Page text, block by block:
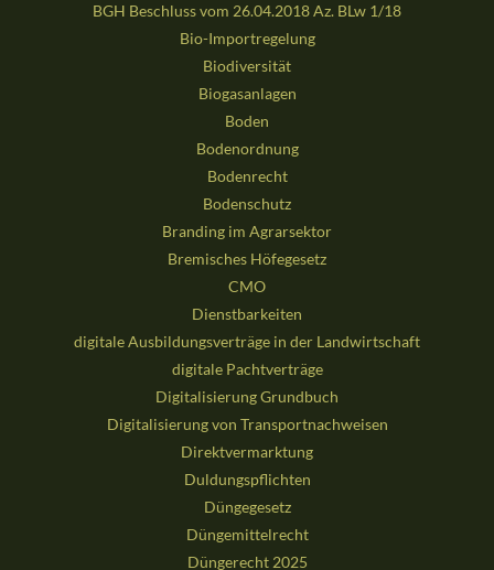
BGH Beschluss vom 26.04.2018 Az. BLw 1/18
Bio-Importregelung
Biodiversität
Biogasanlagen
Boden
Bodenordnung
Bodenrecht
Bodenschutz
Branding im Agrarsektor
Bremisches Höfegesetz
CMO
Dienstbarkeiten
digitale Ausbildungsverträge in der Landwirtschaft
digitale Pachtverträge
Digitalisierung Grundbuch
Digitalisierung von Transportnachweisen
Direktvermarktung
Duldungspflichten
Düngegesetz
Düngemittelrecht
Düngerecht 2025